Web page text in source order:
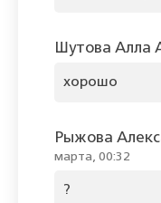
Шутова Алла
хорошо
Рыжова
марта, 00:32
?